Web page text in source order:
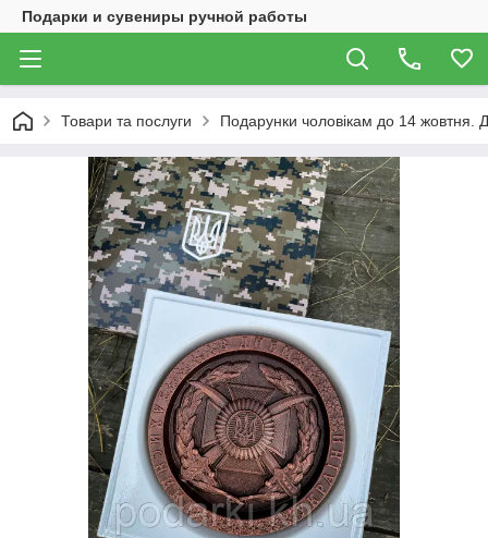
Подарки и сувениры ручной работы
Товари та послуги Подарунки чоловікам до 14 жовтня.